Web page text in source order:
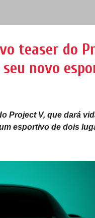
teaser do
novo
Project V, que dará
esportivo de dois